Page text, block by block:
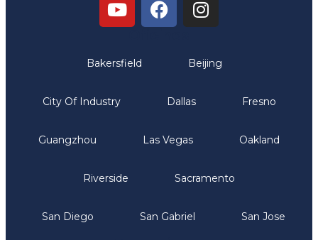
Bakersfield Beijing
City Of Industry Dallas Fresno
Guangzhou Las Vegas Oakland
Riverside Sacramento
San Diego San Gabriel San Jose